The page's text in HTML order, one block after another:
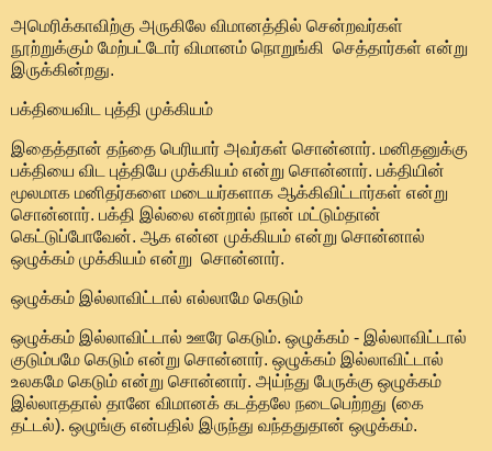
அமெரிக்காவிற்கு அருகிலே விமானத்தில் சென்றவர்கள்
நூற்றுக்கும் மேற்பட்டோர் விமானம் நொறுங்கி செத்தார்கள் என்று
இருக்கின்றது.
பக்தியைவிட புத்தி முக்கியம்
இதைத்தான் தந்தை பெரியார் அவர்கள் சொன்னார். மனிதனுக்கு
பக்தியை விட புத்தியே முக்கியம் என்று சொன்னார். பக்தியின்
மூலமாக மனிதர்களை மடையர்களாக ஆக்கிவிட்டார்கள் என்று
சொன்னார். பக்தி இல்லை என்றால் நான் மட்டும்தான்
கெட்டுப்போவேன். ஆக என்ன முக்கியம் என்று சொன்னால்
ஒழுக்கம் முக்கியம் என்று சொன்னார்.
ஒழுக்கம் இல்லாவிட்டால் எல்லாமே கெடும்
ஒழுக்கம் இல்லாவிட்டால் ஊரே கெடும். ஒழுக்கம் - இல்லாவிட்டால்
குடும்பமே கெடும் என்று சொன்னார். ஒழுக்கம் இல்லாவிட்டால்
உலகமே கெடும் என்று சொன்னார். அய்ந்து பேருக்கு ஒழுக்கம்
இல்லாததால் தானே விமானக் கடத்தலே நடைபெற்றது (கை
தட்டல்). ஒழுங்கு என்பதில் இருந்து வந்ததுதான் ஒழுக்கம்.